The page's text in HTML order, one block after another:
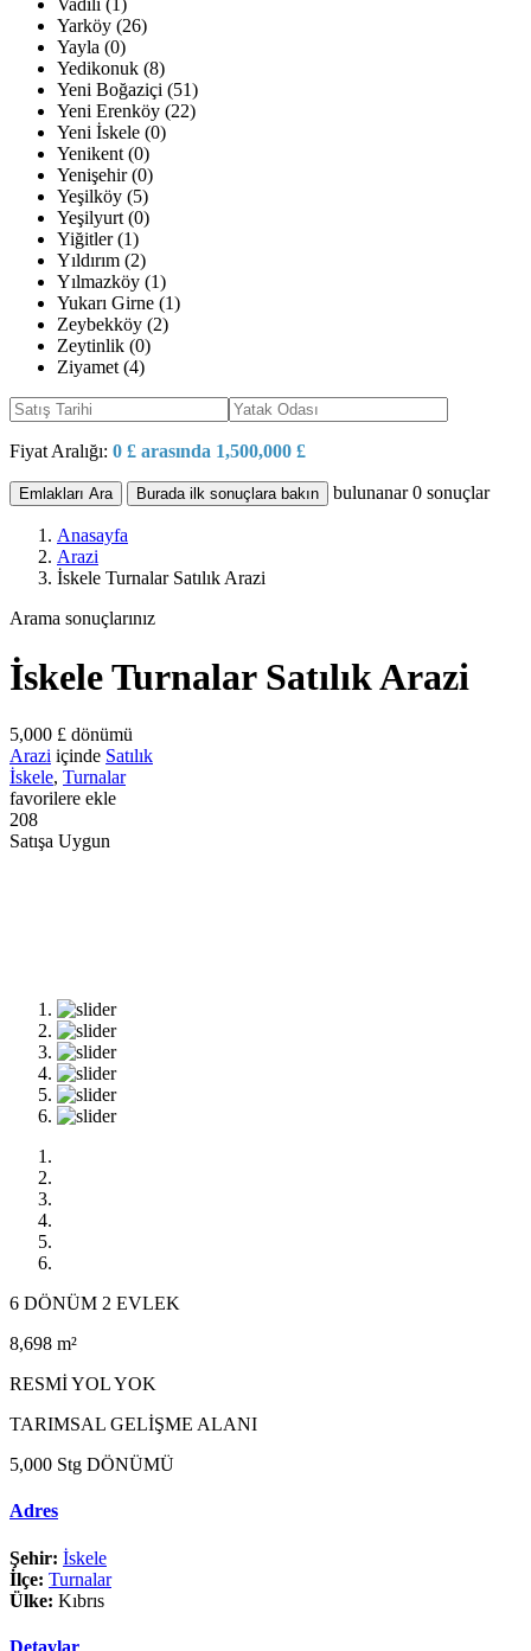
Vadili (1)
Yarköy (26)
Yayla (0)
Yedikonuk (8)
Yeni Boğaziçi (51)
Yeni Erenköy (22)
Yeni İskele (0)
Yenikent (0)
Yenişehir (0)
Yeşilköy (5)
Yeşilyurt (0)
Yiğitler (1)
Yıldırım (2)
Yılmazköy (1)
Yukarı Girne (1)
Zeybekköy (2)
Zeytinlik (0)
Ziyamet (4)
Fiyat Aralığı: 0 £ arasında 1,500,000 £
Emlakları Ara Burada ilk sonuçlara bakın bulunanar0 sonuçlar
Anasayfa
Arazi
İskele Turnalar Satılık Arazi
Arama sonuçlarınız
İskele Turnalar Satılık Arazi
5,000 £ dönümü
Arazi içinde Satılık
İskele, Turnalar
favorilere ekle
208
Satışa Uygun
6 DÖNÜM 2 EVLEK
8,698 m²
RESMİ YOL YOK
TARIMSAL GELİŞME ALANI
5,000 Stg DÖNÜMÜ
Adres
Şehir: İskele
İlçe: Turnalar
Ülke: Kıbrıs
Detaylar